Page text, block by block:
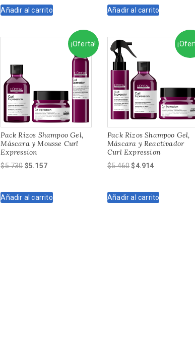
era:
es:
Añadir al carrito
era:
es:
Añadir al carrito
¡Oferta!
Pack Rizos Shampoo Gel,
Máscara y Mousse Curl
Expression
$5.730 El
era:
$5.157El
es:
Añadir al carrito
Pack Rizos Shampoo Gel,
Máscara y Reactivador
Curl Expression
$5.460El
era:
$4.914El
es:
Añadir al carrito